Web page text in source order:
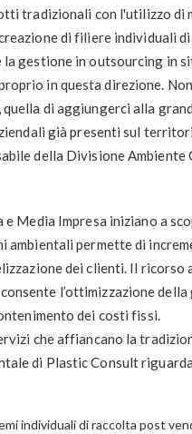
tradizionali con l'utilizzo di
di filiere individuali
gestione in outsourcing in
in questa direzione.
quella di aggiungerci alla
già presenti sul
della Divisione Ambiente
Media Impresa iniziano a
ambientali permette di
dei clienti. Il ricorso
l’ottimizzazione
dei costi fissi.
che affiancano la
di Plastic Consult
individuali di raccolta post